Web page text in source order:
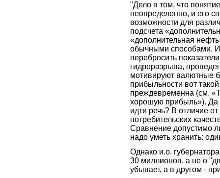
"Дело в том, что
неопределенно, и его
возможности для
подсчета
«дополнительная
обычными способами. И
перебросить
гидроразрыва,
мотивируют валютные
прибыльности вот
преждевременна (см.
хорошую прибыль»). Да
идти речь? В отличие
потребительских
Сравнение допустимо
надо уметь хранить:
Однако и.о.
30 миллионов, а не о
убывает, а в другом -